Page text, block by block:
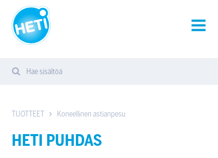
HETI-
tuotteet
Search
Hae sisältöä
TUOTTEET Koneellinen astianpesu
HETI PUHDAS